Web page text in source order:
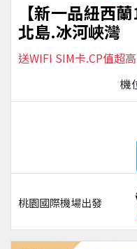
【新一品紐西
北島.冰河峽灣
送WIFI SIM卡.CP值超高
機
桃園國際機場出發